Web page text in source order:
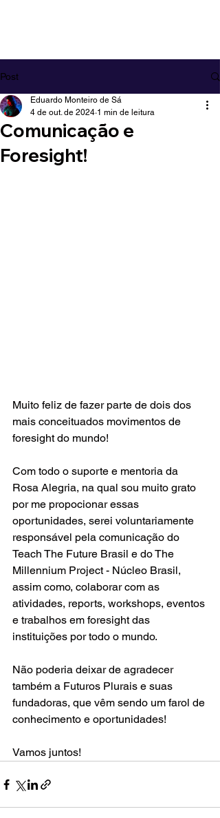
Post
Comunicação e
Foresight!
Eduardo Monteiro de Sá
4 de out. de 2024 1 min de leitura
Muito feliz de fazer parte de dois dos
mais conceituados movimentos de
foresight do mundo!
Com todo o suporte e mentoria da
Rosa Alegria, na qual sou muito grato
por me propocionar essas
oportunidades, serei voluntariamente
responsável pela comunicação do
Teach The Future Brasil e do The
Millennium Project - Núcleo Brasil,
assim como, colaborar com as
atividades, reports, workshops, eventos
e trabalhos em foresight das
instituições por todo o mundo.
Não poderia deixar de agradecer
também a Futuros Plurais e suas
fundadoras, que vêm sendo um farol de
conhecimento e oportunidades!
Vamos juntos!